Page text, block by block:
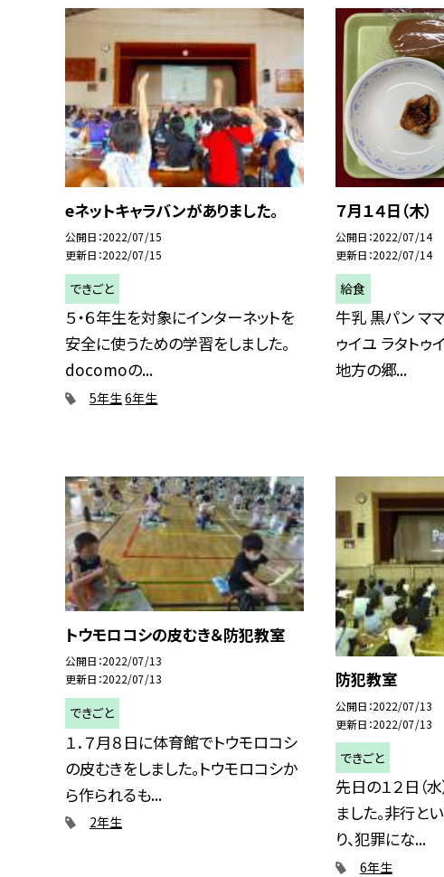
eネットキャラバンがありました。
公開日 2022/07/15
更新日 2022/07/15
できごと
５・６年生を対象にインターネットを
安全に使うための学習をしました。
docomoの...
5年生 6年生
７月１４日（木）
公開日 2022/07/14
更新日 2022/07/14
給食
牛乳 黒パン マ
ゥイユ ラタトゥ
地方の郷...
トウモロコシの皮むき＆防犯教室
公開日 2022/07/13
更新日 2022/07/13
できごと
１．７月８日に体育館でトウモロコシ
の皮むきをしました。トウモロコシか
ら作られるも...
2年生
防犯教室
公開日 2022/07/13
更新日 2022/07/13
できごと
先日の１２日（
ました。非行と
り、犯罪にな...
6年生